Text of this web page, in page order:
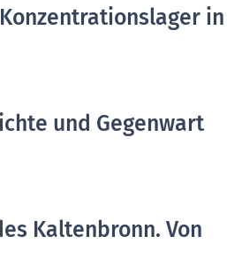
in
und Gegenwart
Kaltenbronn. Von